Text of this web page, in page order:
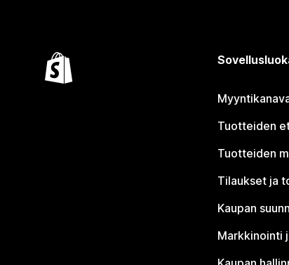
Tuotteiden
Tuotteiden
Tilaukset ja
Kaupan
Markkinointi